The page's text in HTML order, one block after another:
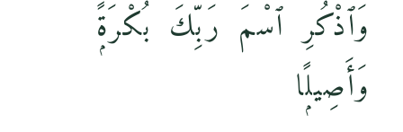
وَٱذْكُرِ ٱسْمَ رَبِّكَ بُكْرَةًۭ
وَأَصِيلًۭا